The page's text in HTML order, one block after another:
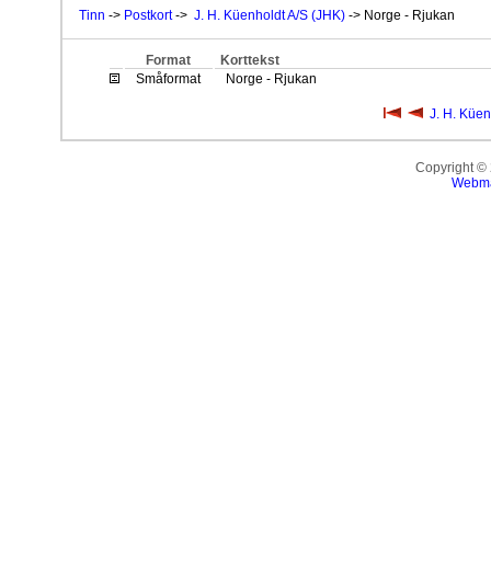
Tinn -> Postkort-> J. H. Küenholdt A/S (JHK) -> Norge - Rjukan
Format
Korttekst
Småformat
Norge - Rjukan
J. H.
Copyright ©